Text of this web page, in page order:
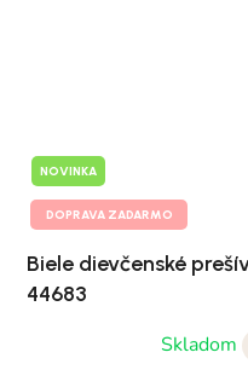
NOVINKA
DOPRAVA ZADARMO
Biele dievčenské
44683
Skladom